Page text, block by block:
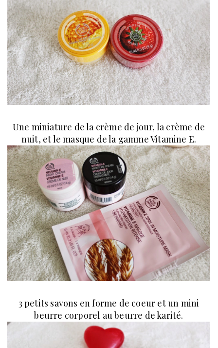
Une miniature de la crème de jour, la crème de
nuit, et le masque de la gamme Vitamine E.
3 petits savons en forme de coeur et un mini
beurre corporel au beurre de karité.